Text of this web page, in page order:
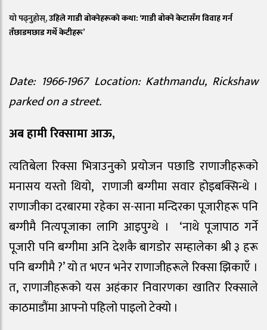
यो पढ्नुहोस्,उहिले गाडी बोक्नेहरूकाे कथा: ‘गाडी बोक्ने केटासँग विवाह गर्न
तँछाडमछाड गर्थे केटीहरू’
Date: 1966-1967 Location: Kathmandu, Rickshaw
parked on a street.
अब हामी रिक्सामा आऊ,
त्यतिबेला रिक्सा भित्राउनुको प्रयोजन पछाडि राणाजीहरूको
मनासय यस्तो थियो, राणाजी बग्गीमा सवार होइबक्सिन्थे ।
राणाजीका दरबारमा रहेका स-साना मन्दिरका पूजारीहरू पनि
बग्गीमै नित्यपूजाका लागि आइपुग्थे । ‘नाथे पूजापाठ गर्ने
पूजारी पनि बग्गीमा अनि देशकै बागडोर सम्हालेका श्री ३ हरू
पनि बग्गीमै ?’ यो त भएन भनेर राणाजीहरूले रिक्सा झिकाएँ ।
त, राणाजीहरूको यस अहंकार निवारणका खातिर रिक्साले
काठमाडौंमा आफ्नो पहिलो पाइलो टेक्यो ।